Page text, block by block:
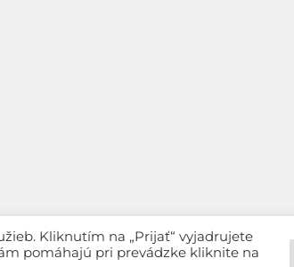
Kliknutím na „Prijať“ vyjadrujete
pomáhajú pri prevádzke kliknite na